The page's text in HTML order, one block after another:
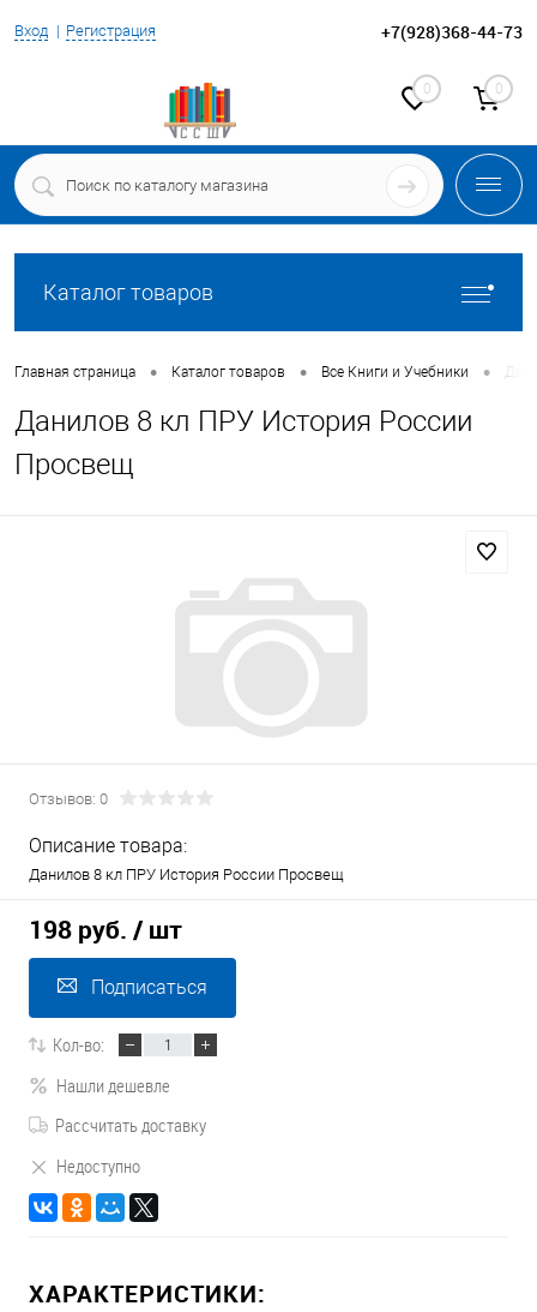
Вход Регистрация +7(928)368-44-73
0 0
Каталог товаров
Главная страница • Каталог товаров • Все Книги и Учебники •
Данилов 8 кл ПРУ История России
Просвещ
Отзывов: 0
Описание товара:
Данилов 8 кл ПРУ История России Просвещ
198 руб. / шт
Подписаться
Кол-во:
Нашли дешевле
Рассчитать доставку
Недоступно
ХАРАКТЕРИСТИКИ: